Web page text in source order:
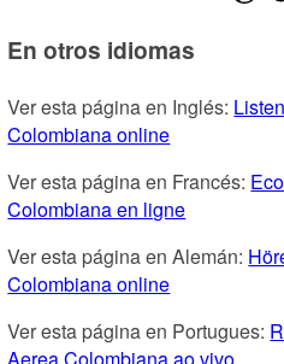
En otros idiomas
Ver esta página en Inglés:
Colombiana online
Ver esta página en Francés:
Colombiana en ligne
Ver esta página en Alemán:
Colombiana online
Ver esta página en Portugues:
Aerea Colombiana ao vivo